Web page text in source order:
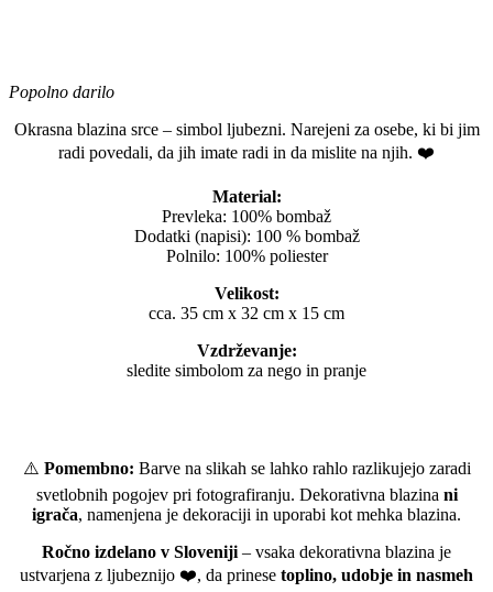
Popolno darilo
Okrasna blazina srce – simbol ljubezni. Narejeni za osebe, ki bi jim
radi povedali, da jih imate radi in da mislite na njih. ❤️
Material:
Prevleka: 100% bombaž
Dodatki (napisi): 100 % bombaž
Polnilo: 100% poliester
Velikost:
cca. 35 cm x 32 cm x 15 cm
Vzdrževanje:
sledite simbolom za nego in pranje
⚠️ Pomembno: Barve na slikah se lahko rahlo razlikujejo zaradi
svetlobnih pogojev pri fotografiranju. Dekorativna blazina ni
igrača, namenjena je dekoraciji in uporabi kot mehka blazina.
Ročno izdelano v Sloveniji – vsaka dekorativna blazina je
ustvarjena z ljubeznijo ❤️, da prinese toplino, udobje in nasmeh